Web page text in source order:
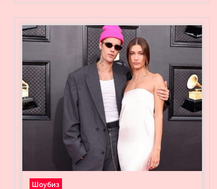
Шоубиз